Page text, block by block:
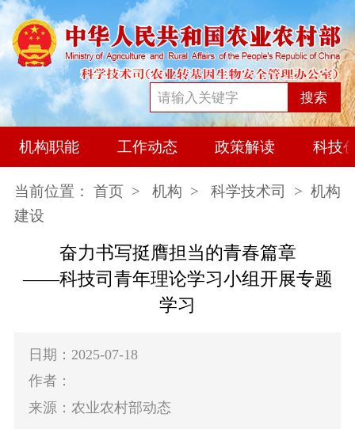
搜索
机构职能 工作动态 政策解读 科技
当前位置： 首页 > 机构 > 科学技术司
> 机构
建设
奋力书写挺膺担当的青春篇章
——科技司青年理论学习小组开展专题
学习
日期：2025-07-18
作者：
来源：农业农村部动态